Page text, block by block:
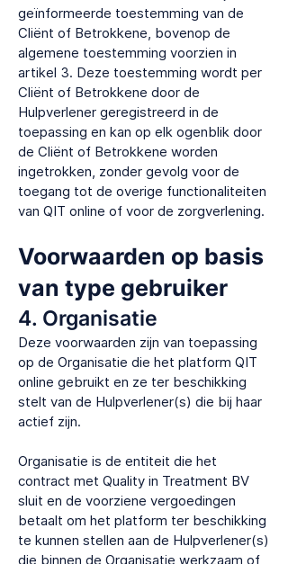
geïnformeerde toestemming van de
Cliënt of Betrokkene, bovenop de
algemene toestemming voorzien in
artikel 3. Deze toestemming wordt per
Cliënt of Betrokkene door de
Hulpverlener geregistreerd in de
toepassing en kan op elk ogenblik door
de Cliënt of Betrokkene worden
ingetrokken, zonder gevolg voor de
toegang tot de overige functionaliteiten
van QIT online of voor de zorgverlening.
Voorwaarden op basis
van type gebruiker
4. Organisatie
Deze voorwaarden zijn van toepassing
op de Organisatie die het platform QIT
online gebruikt en ze ter beschikking
stelt van de Hulpverlener(s) die bij haar
actief zijn.
Organisatie is de entiteit die het
contract met Quality in Treatment BV
sluit en de voorziene vergoedingen
betaalt om het platform ter beschikking
te kunnen stellen aan de Hulpverlener(s)
die binnen de Organisatie werkzaam of